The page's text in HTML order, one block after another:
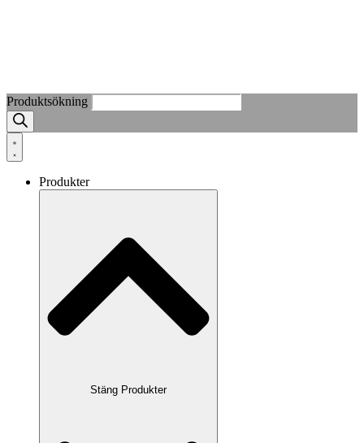
Produktsökning
Produkter
Stäng Produkter